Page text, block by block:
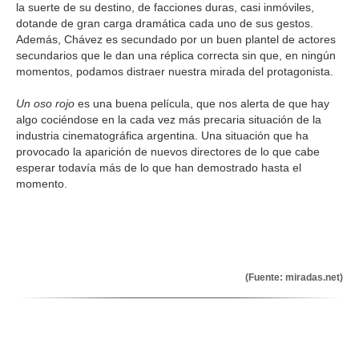
la suerte de su destino, de facciones duras, casi inmóviles,
dotande de gran carga dramática cada uno de sus gestos.
Además, Chávez es secundado por un buen plantel de actores
secundarios que le dan una réplica correcta sin que, en ningún
momentos, podamos distraer nuestra mirada del protagonista.
Un oso rojo es una buena película, que nos alerta de que hay
algo cociéndose en la cada vez más precaria situación de la
industria cinematográfica argentina. Una situación que ha
provocado la aparición de nuevos directores de lo que cabe
esperar todavía más de lo que han demostrado hasta el
momento.
(Fuente: miradas.net)